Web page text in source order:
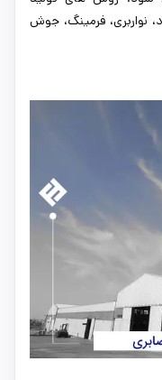
نواربری، فرمینگ، جوش